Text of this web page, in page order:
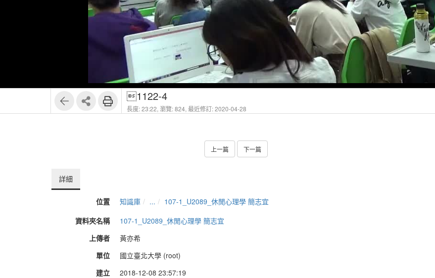
1122-4
長度: 23:22, 瀏覽: 824, 最近修訂: 2020-04-28
上一篇 下一篇
詳細
位置 知識庫 ...
107-1_U2089_休閒心理學 簡志宜
資料夾名稱
107-1_U2089_休閒心理學 簡志宜
上傳者
黃亦希
單位
國立臺北大學 (root)
建立
2018-12-08 23:57:19